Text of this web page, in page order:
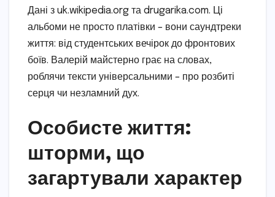
Дані з uk.wikipedia.org та drugarika.com. Ці
альбоми не просто платівки – вони саундтреки
життя: від студентських вечірок до фронтових
боїв. Валерій майстерно грає на словах,
роблячи тексти універсальними – про розбиті
серця чи незламний дух.
Особисте життя:
шторми, що
загартували характер